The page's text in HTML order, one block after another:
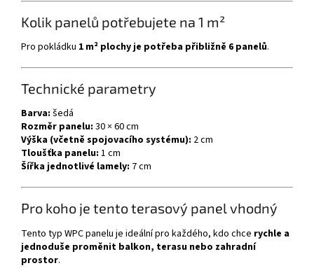
Kolik panelů potřebujete na 1 m²
Pro pokládku 1 m² plochy je potřeba přibližně 6 panelů.
Technické parametry
Barva: šedá
Rozměr panelu: 30 × 60 cm
Výška (včetně spojovacího systému): 2 cm
Tloušťka panelu: 1 cm
Šířka jednotlivé lamely: 7 cm
Pro koho je tento terasový panel vhodný
Tento typ WPC panelu je ideální pro každého, kdo chce rychle a
jednoduše proměnit balkon, terasu nebo zahradní
prostor.